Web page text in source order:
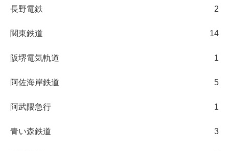
長野電鉄 2
関東鉄道 14
阪堺電気軌道 1
阿佐海岸鉄道 5
阿武隈急行 1
青い森鉄道 3